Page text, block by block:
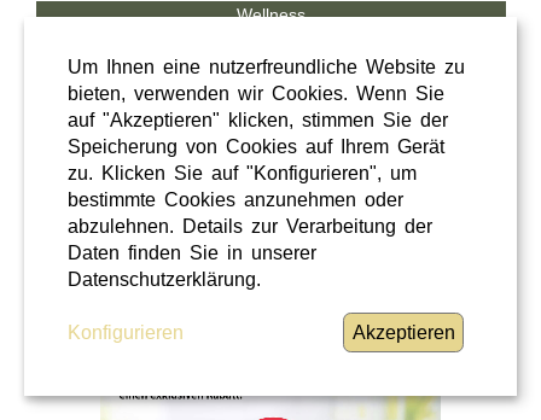
Wellness
Steiermark
28 / 02 / 2026
Hörcafe
Hörcafe
Um Ihnen eine nutzerfreundliche Website zu
bieten, verwenden wir Cookies. Wenn Sie
auf "Akzeptieren" klicken, stimmen Sie der
Speicherung von Cookies auf Ihrem Gerät
zu. Klicken Sie auf "Konfigurieren", um
bestimmte Cookies anzunehmen oder
abzulehnen. Details zur Verarbeitung der
Daten finden Sie in unserer
Datenschutzerklärung.
Konfigurieren Akzeptieren